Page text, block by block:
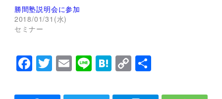
ィ
ン
ド
ウ
で
す
)
く
だ
さ
ウ
ィ
ン
勝間塾説明会に参加
2018/01/31(水)
セミナー
F
a
T
wi
E
m
Li
n
H
at
C
o
共